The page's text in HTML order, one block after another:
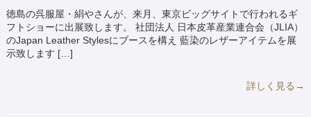
徳島の呉服屋・絹やさんが、来月、東京ビッグサイトで行われるギ
フトショーに出展致します。 社団法人 日本皮革産業連合会（JLIA）
のJapan Leather Stylesにブースを構え 藍染のレザーアイテムを展
示致します […]
詳しく見る→